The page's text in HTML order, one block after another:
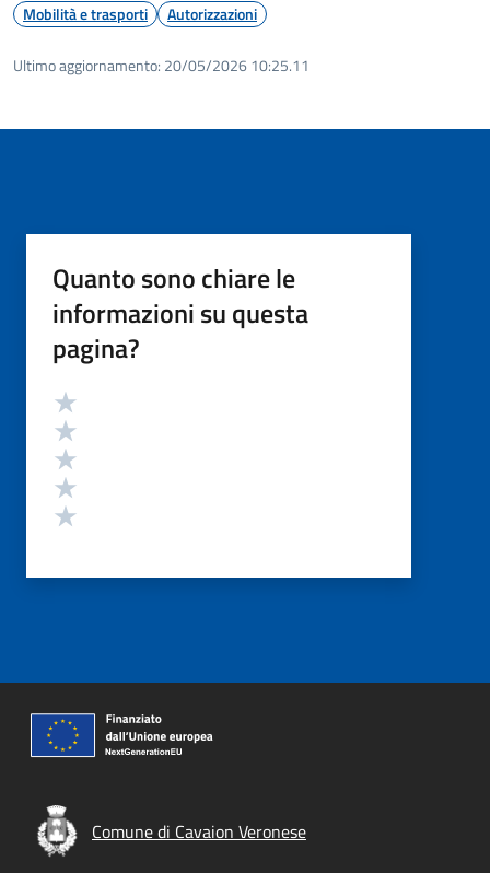
Mobilità e trasporti Autorizzazioni
Ultimo aggiornamento: 20/05/2026 10:25.11
Quanto sono chiare le
informazioni su questa
pagina?
Valutazione
Comune di Cavaion Veronese